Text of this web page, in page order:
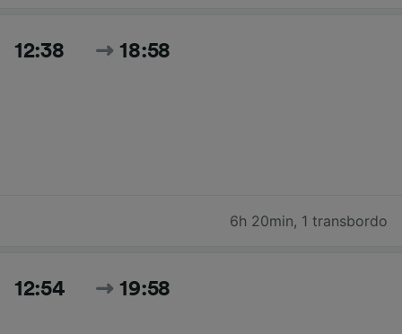
12:38 18:58
6h 20min, 1 transbordo
12:54 19:58